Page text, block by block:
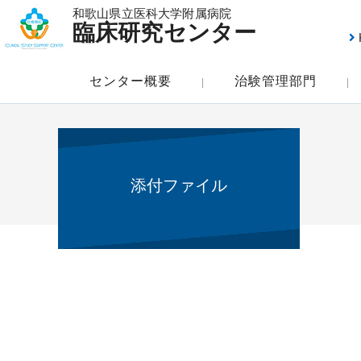
和歌山県立医科大学附属病院
臨床研究センター
センター概要 治験管理部門
添付ファイル